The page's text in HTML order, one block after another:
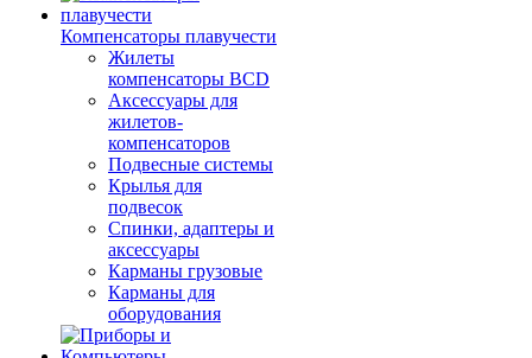
Компенсаторы плавучести
Жилеты
компенсаторы BCD
Аксессуары для
жилетов-
компенсаторов
Подвесные системы
Крылья для
подвесок
Спинки, адаптеры и
аксессуары
Карманы грузовые
Карманы для
оборудования